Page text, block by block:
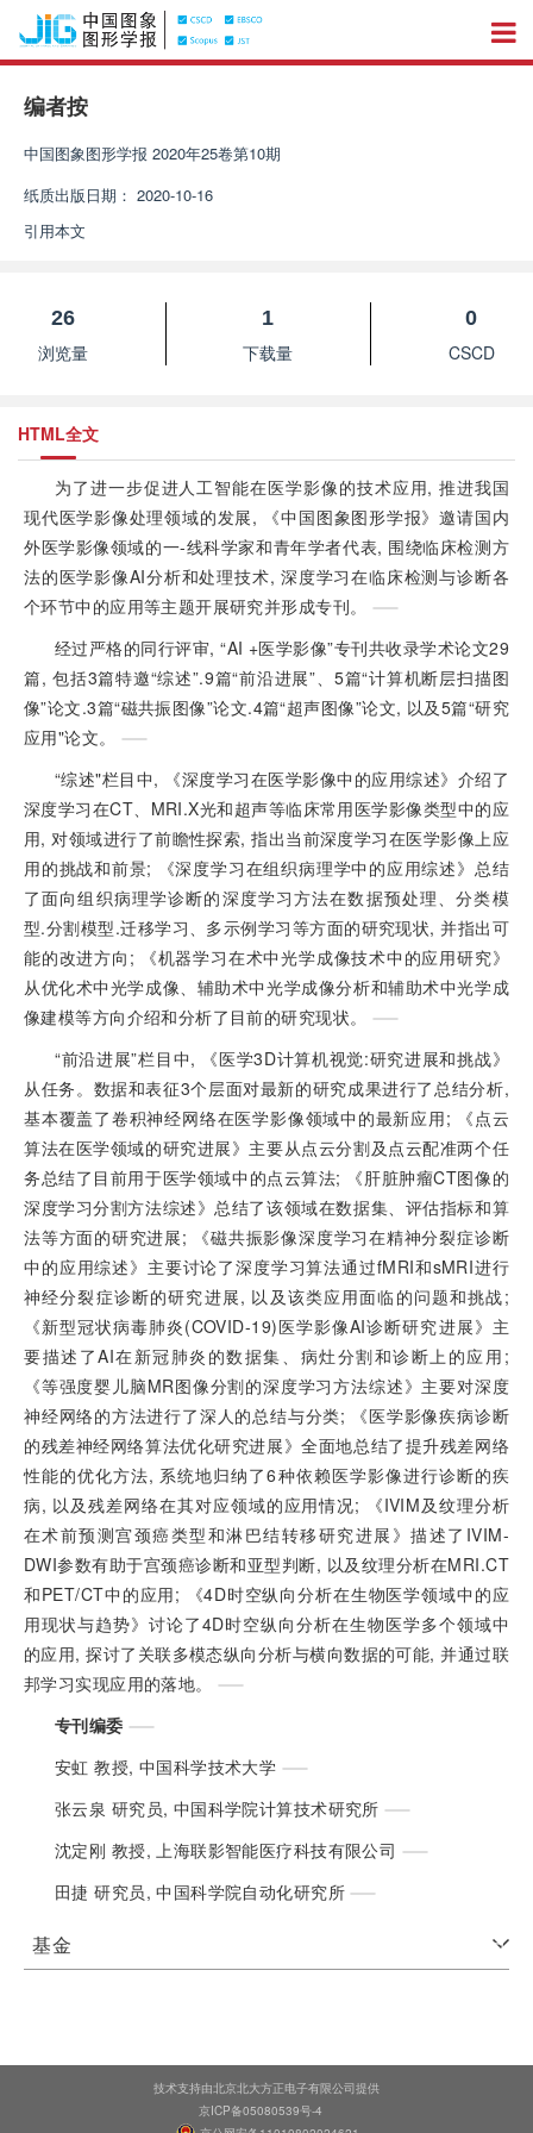
编者按
中国图象图形学报 2020年25卷第10期
纸质出版日期： 2020-10-16
引用本文
26
浏览量
1
下载量
0
CSCD
HTML全文
为了进一步促进人工智能在医学影像的技术应用, 推进我国
现代医学影像处理领域的发展, 《中国图象图形学报》邀请国内
外医学影像领域的一-线科学家和青年学者代表, 围绕临床检测方
法的医学影像AI分析和处理技术, 深度学习在临床检测与诊断各
个环节中的应用等主题开展研究并形成专刊。
经过严格的同行评审, “AI +医学影像”专刊共收录学术论文29
篇, 包括3篇特邀“综述”.9篇“前沿进展”、5篇“计算机断层扫描图
像”论文.3篇“磁共振图像”论文.4篇“超声图像”论文, 以及5篇“研究
应用"论文。
“综述"栏目中, 《深度学习在医学影像中的应用综述》介绍了
深度学习在CT、MRI.X光和超声等临床常用医学影像类型中的应
用, 对领域进行了前瞻性探索, 指出当前深度学习在医学影像上应
用的挑战和前景; 《深度学习在组织病理学中的应用综述》总结
了面向组织病理学诊断的深度学习方法在数据预处理、分类模
型.分割模型.迁移学习、多示例学习等方面的研究现状, 并指出可
能的改进方向; 《机器学习在术中光学成像技术中的应用研究》
从优化术中光学成像、辅助术中光学成像分析和辅助术中光学成
像建模等方向介绍和分析了目前的研究现状。
“前沿进展”栏目中, 《医学3D计算机视觉:研究进展和挑战》
从任务。数据和表征3个层面对最新的研究成果进行了总结分析,
基本覆盖了卷积神经网络在医学影像领域中的最新应用; 《点云
算法在医学领域的研究进展》主要从点云分割及点云配准两个任
务总结了目前用于医学领域中的点云算法; 《肝脏肿瘤CT图像的
深度学习分割方法综述》总结了该领域在数据集、评估指标和算
法等方面的研究进展; 《磁共振影像深度学习在精神分裂症诊断
中的应用综述》主要讨论了深度学习算法通过fMRI和sMRI进行
神经分裂症诊断的研究进展, 以及该类应用面临的问题和挑战;
《新型冠状病毒肺炎(COVID-19)医学影像AI诊断研究进展》主
要描述了AI在新冠肺炎的数据集、病灶分割和诊断上的应用;
《等强度婴儿脑MR图像分割的深度学习方法综述》主要对深度
神经网络的方法进行了深人的总结与分类; 《医学影像疾病诊断
的残差神经网络算法优化研究进展》全面地总结了提升残差网络
性能的优化方法, 系统地归纳了6种依赖医学影像进行诊断的疾
病, 以及残差网络在其对应领域的应用情况; 《IVIM及纹理分析
在术前预测宫颈癌类型和淋巴结转移研究进展》描述了IVIM-
DWI参数有助于宫颈癌诊断和亚型判断, 以及纹理分析在MRI.CT
和PET/CT中的应用; 《4D时空纵向分析在生物医学领域中的应
用现状与趋势》讨论了4D时空纵向分析在生物医学多个领域中
的应用, 探讨了关联多模态纵向分析与横向数据的可能, 并通过联
邦学习实现应用的落地。
专刊编委
安虹 教授, 中国科学技术大学
张云泉 研究员, 中国科学院计算技术研究所
沈定刚 教授, 上海联影智能医疗科技有限公司
田捷 研究员, 中国科学院自动化研究所
基金
技术支持由北京北大方正电子有限公司提供
京ICP备05080539号-4